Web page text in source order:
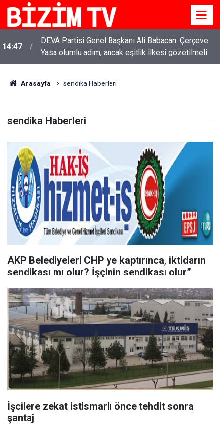
14:47
DEVA Partisi Genel Başkanı Ali Babacan: Çerçeve
Yasa olumlu adım, ancak eşitlik ilkesi gözetilmeli
Anasayfa sendika Haberleri
sendika Haberleri
AKP Belediyeleri CHP ye kaptırınca, iktidarın
sendikası mı olur? İşçinin sendikası olur”
İşcilere zekat istismarlı önce tehdit sonra
şantaj